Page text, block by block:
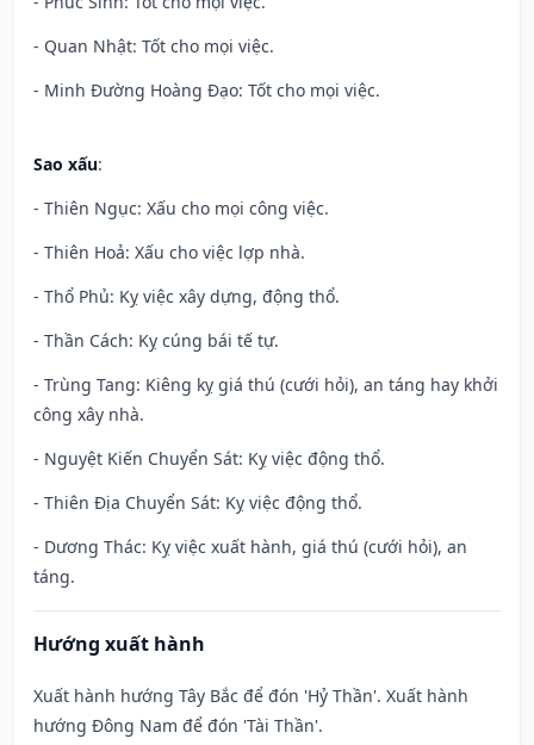
- Quan Nhật: Tốt cho mọi việc.
- Minh Đường Hoàng Đạo: Tốt cho mọi việc.
Sao xấu:
- Thiên Ngục: Xấu cho mọi công việc.
- Thiên Hoả: Xấu cho việc lợp nhà.
- Thổ Phủ: Kỵ việc xây dựng, động thổ.
- Thần Cách: Kỵ cúng bái tế tự.
- Trùng Tang: Kiêng kỵ giá thú (cưới hỏi), an táng hay khởi
công xây nhà.
- Nguyệt Kiến Chuyển Sát: Kỵ việc động thổ.
- Thiên Địa Chuyển Sát: Kỵ việc động thổ.
- Dương Thác: Kỵ việc xuất hành, giá thú (cưới hỏi), an
táng.
Hướng xuất hành
Xuất hành hướng Tây Bắc để đón 'Hỷ Thần'. Xuất hành
hướng Đông Nam để đón 'Tài Thần'.